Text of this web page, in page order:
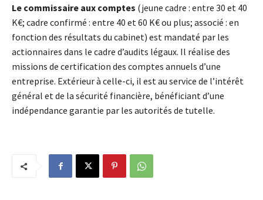
Le commissaire aux comptes (jeune cadre : entre 30 et 40
K€; cadre confirmé : entre 40 et 60 K€ ou plus; associé : en
fonction des résultats du cabinet) est mandaté par les
actionnaires dans le cadre d’audits légaux. Il réalise des
missions de certification des comptes annuels d’une
entreprise. Extérieur à celle-ci, il est au service de l’intérêt
général et de la sécurité financière, bénéficiant d’une
indépendance garantie par les autorités de tutelle.